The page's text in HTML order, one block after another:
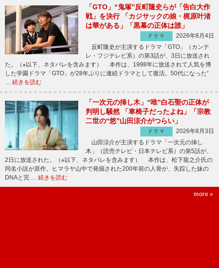
「GTO」“鬼塚”反町隆史らが「告白大作
戦」を決行 「カジサックの娘・梶原叶渚
は華がある」「黒幕の正体は誰」
ドラマ
2026年8月4日
反町隆史が主演するドラマ「GTO」（カンテ
レ・フジテレビ系）の第3話が、3日に放送され
た。（※以下、ネタバレを含みます） 本作は、1998年に放送されて人気を博
した学園ドラマ「GTO」が28年ぶりに連続ドラマとして復活。50代になった“
… 続きを読む
「一次元の挿し木」“唯”白石聖の正体が
判明し騒然 「車椅子だったよね」「宗教
二世の“悠”山田涼介がつらい」
ドラマ
2026年8月3日
山田涼介が主演するドラマ「一次元の挿し
木」（読売テレビ・日本テレビ系）の第5話が、
2日に放送された。（※以下、ネタバレを含みます） 本作は、松下龍之介氏の
同名小説が原作。ヒマラヤ山中で発掘された200年前の人骨が、失踪した妹の
DNAと完 … 続きを読む
more »